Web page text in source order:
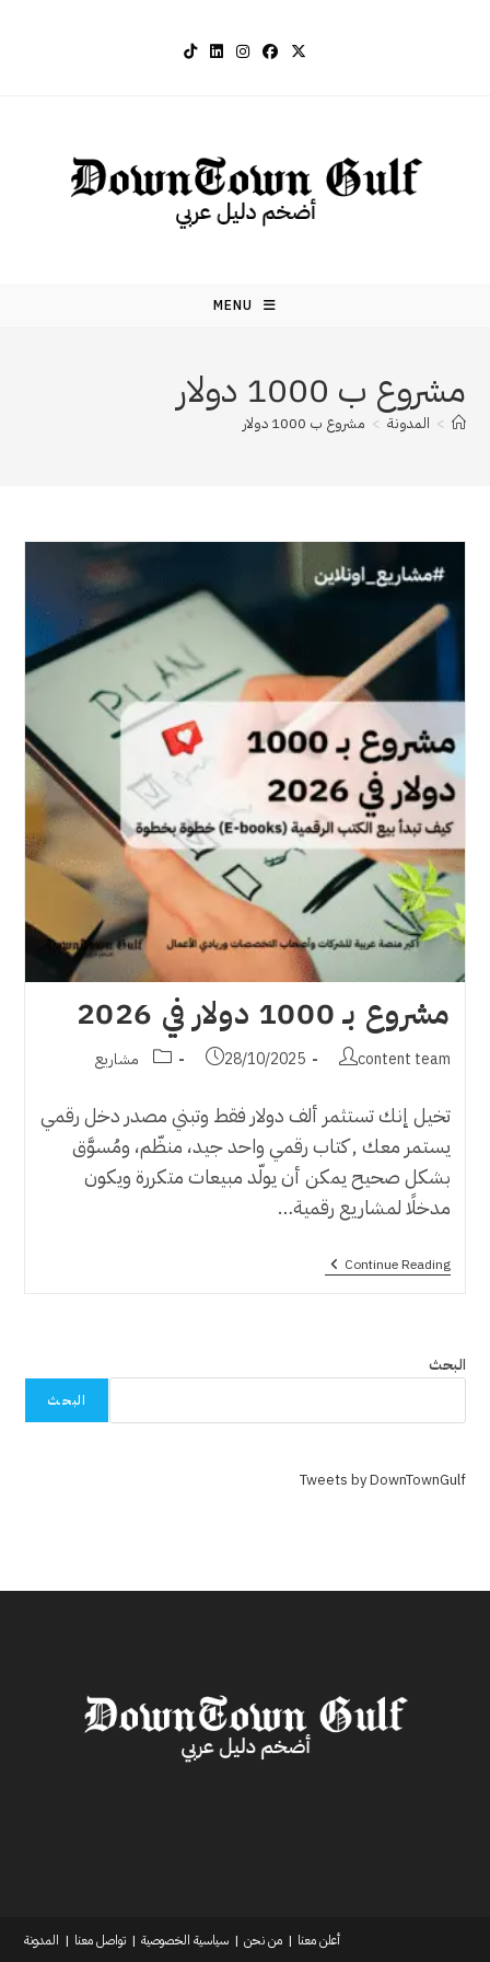
MENU
مشروع ب 1000 دولار
> المدونة > مشروع ب 1000 دولار
مشروع بـ 1000 دولار في 2026
Post
content team
Post
28/10/2025
Post
مشاريع
تخيل إنك تستثمر ألف دولار فقط وتبني مصدر دخل رقمي
يستمر معك , كتاب رقمي واحد جيد، منظّم، ومُسوَّق
بشكل صحيح يمكن أن يولّد مبيعات متكررة ويكون
مدخلًا لمشاريع رقمية…
Continue Readingمشروع
بـ
البحث
البحث
Tweets by DownTownGulf
أعلن معنا من نحن سياسية الخصوصية تواصل معنا المدونة